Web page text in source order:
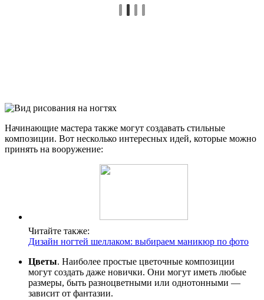
Начинающие мастера также могут создавать стильные
композиции. Вот несколько интересных идей, которые можно
принять на вооружение:
Читайте также:
Дизайн ногтей шеллаком: выбираем маникюр по фото
Цветы. Наиболее простые цветочные композиции
могут создать даже новички. Они могут иметь любые
размеры, быть разноцветными или однотонными —
зависит от фантазии.